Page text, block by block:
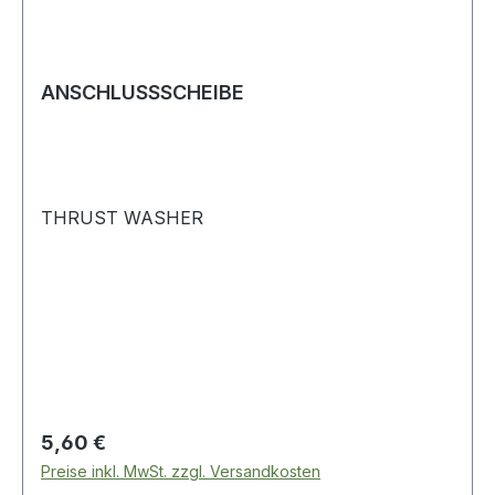
ANSCHLUSSSCHEIBE
THRUST WASHER
Regulärer Preis:
5,60 €
Preise inkl. MwSt. zzgl. Versandkosten